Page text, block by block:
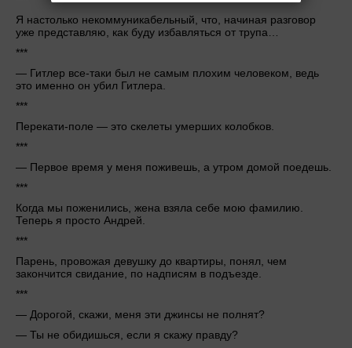
Я настолько некоммуникабельный, что, начиная разговор
уже представляю, как буду избавляться от трупа…
***
— Гитлер все-таки был не самым плохим человеком, ведь
это именно он убил Гитлера.
***
Перекати-поле — это скелеты умерших колобков.
***
— Первое время у меня поживешь, а утром домой поедешь.
***
Когда мы поженились, жена взяла себе мою фамилию.
Теперь я просто Андрей.
***
Парень, провожая девушку до квартиры, понял, чем
закончится свидание, по надписям в подъезде.
***
— Дорогой, скажи, меня эти джинсы не полнят?
— Ты не обидишься, если я скажу правду?